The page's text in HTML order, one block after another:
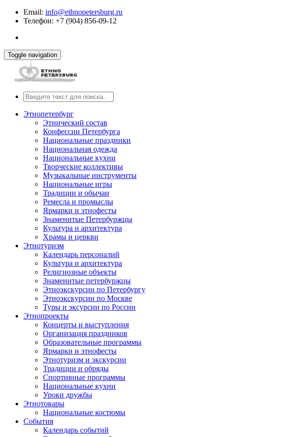
Email: info@ethnopetersburg.ru
Телефон: +7 (904) 856-09-12
Toggle navigation
Этнопетербург
Этнический состав
Конфессии Петербурга
Национальные праздники
Национальная одежда
Национальные кухни
Творческие коллективы
Музыкальные инструменты
Национальные игры
Традиции и обычаи
Ремесла и промыслы
Ярмарки и этнофесты
Знаменитые Петербуржцы
Культура и архитектура
Храмы и церкви
Этнотуризм
Календарь персоналий
Культура и архитектура
Религиозные объекты
Знаменитые петербуржцы
Этноэкскурсии по Петербургу
Этноэкскурсии по Москве
Туры и эксурсии по России
Этнопроекты
Концерты и выступления
Организация праздников
Образовательные программы
Ярмарки и этнофесты
Этнотуризм и экскурсии
Традиции и обряды
Спортивные программы
Национальные кухни
Уроки дружбы
Этнотовары
Национальные костюмы
События
Календарь событий